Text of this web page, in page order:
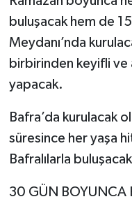
buluşacak hem de
Meydanı’nda
birbirinden keyifli ve
yapacak.
Bafra’da kurulacak
süresince her yaşa
Bafralılarla
30 GÜN BOYUNCA